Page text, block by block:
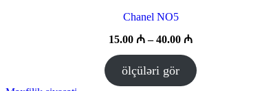
Chanel NO5
15.00 ₼ –40.00 ₼Fiyat
15.00 ₼
–
ölçüləri gör